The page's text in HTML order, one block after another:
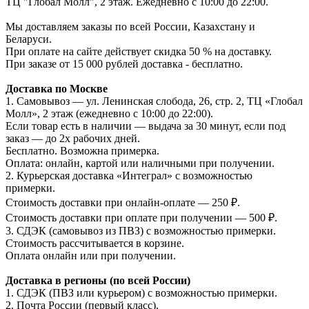
Мы доставляем заказы по всей России, Казахстану и
Беларуси.
При оплате на сайте действует скидка 50 % на доставку.
При заказе от 15 000 рублей доставка - бесплатно.
Доставка по Москве
1. Самовывоз — ул. Ленинская слобода, 26, стр. 2, ТЦ «Глобал
Молл», 2 этаж (ежедневно с 10:00 до 22:00).
Если товар есть в наличии — выдача за 30 минут, если под
заказ — до 2х рабочих дней.
Бесплатно. Возможна примерка.
Оплата: онлайн, картой или наличными при получении.
2. Курьерская доставка «Интеграл» с возможностью
примерки.
Стоимость доставки при онлайн-оплате — 250 ₽.
Стоимость доставки при оплате при получении — 500 ₽.
3. СДЭК (самовывоз из ПВЗ) с возможностью примерки.
Стоимость рассчитывается в корзине.
Оплата онлайн или при получении.
Доставка в регионы (по всей России)
1. СДЭК (ПВЗ или курьером) с возможностью примерки.
2. Почта России (первый класс).